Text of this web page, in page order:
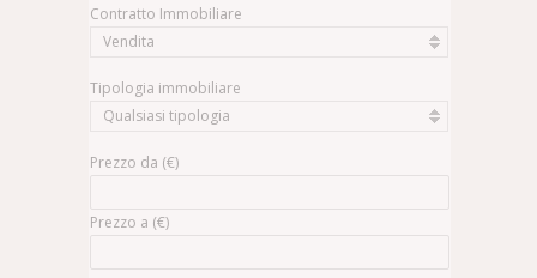
Contratto Immobiliare
Vendita
Tipologia immobiliare
Qualsiasi tipologia
Prezzo da (€)
Prezzo a (€)